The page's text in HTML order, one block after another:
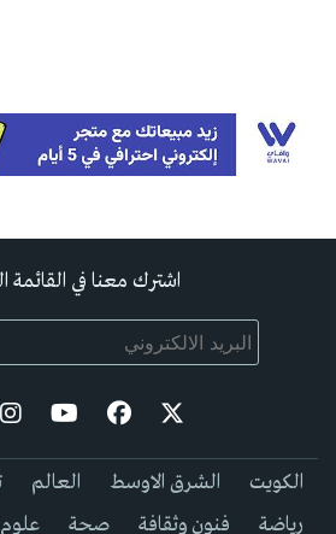
اشترك معنا في القائمة
الكويت الشرق الاوسط العالم
رياضة
فنون وثقافة صحة